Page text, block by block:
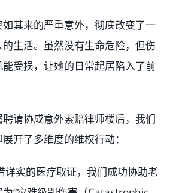
其来的严重意外，彻底改变了一
生活。虽然没有生命危险，但伤
受损，让她的日常起居陷入了前
请协成意外索赔律师楼后，我们
开了多维度的维权行动：
详实的医疗取证，我们成功协助老